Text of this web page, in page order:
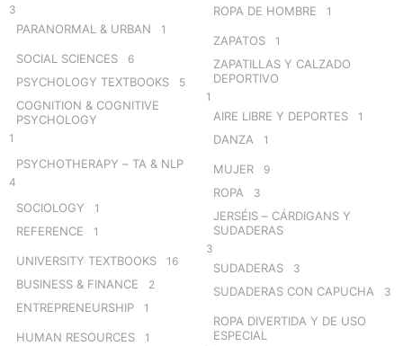
3
PARANORMAL & URBAN 1
SOCIAL SCIENCES 6
PSYCHOLOGY TEXTBOOKS 5
COGNITION & COGNITIVE
PSYCHOLOGY
1
PSYCHOTHERAPY – TA & NLP
4
SOCIOLOGY 1
REFERENCE 1
UNIVERSITY TEXTBOOKS 16
BUSINESS & FINANCE 2
ENTREPRENEURSHIP 1
HUMAN RESOURCES 1
ROPA DE HOMBRE 1
ZAPATOS 1
ZAPATILLAS Y CALZADO
DEPORTIVO
1
AIRE LIBRE Y DEPORTES 1
DANZA 1
MUJER 9
ROPA 3
JERSÉIS – CÁRDIGANS Y
SUDADERAS
3
SUDADERAS 3
SUDADERAS CON CAPUCHA 3
ROPA DIVERTIDA Y DE USO
ESPECIAL